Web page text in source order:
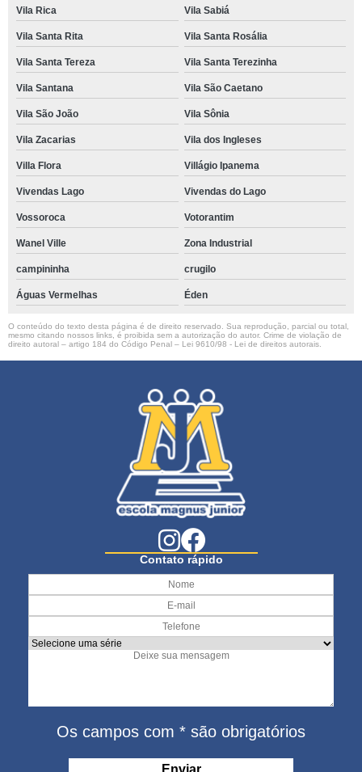
Vila Rica Vila Sabiá
Vila Santa Rita Vila Santa Rosália
Vila Santa Tereza Vila Santa Terezinha
Vila Santana Vila São Caetano
Vila São João Vila Sônia
Vila Zacarias Vila dos Ingleses
Villa Flora Villágio Ipanema
Vivendas Lago Vivendas do Lago
Vossoroca Votorantim
Wanel Ville Zona Industrial
campininha crugilo
Águas Vermelhas Éden
O conteúdo do texto desta página é de direito reservado. Sua reprodução, parcial ou total,
mesmo citando nossos links, é proibida sem a autorização do autor. Crime de violação de
direito autoral – artigo 184 do Código Penal – Lei 9610/98 - Lei de direitos autorais
Contato rápido
Os campos com * são obrigatórios